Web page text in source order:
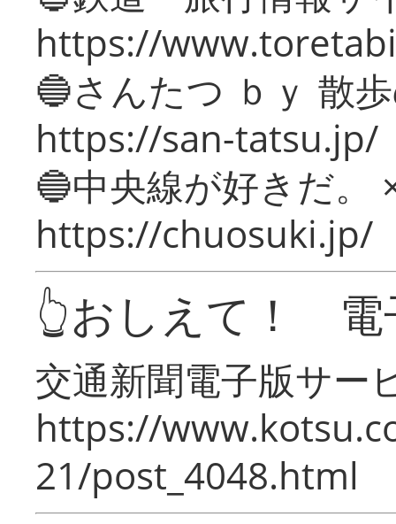
https://
🔵さんたつ ｂｙ 散
https://san-tatsu.jp/
🔵中央線が好きだ。
https://chuosuki.jp/
👆おしえて！ 電
交通新聞電子版サー
https://
21/post_4048.html